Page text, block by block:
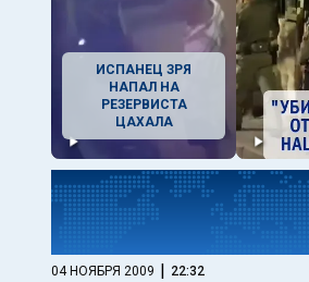
ИСПАНЕЦ ЗРЯ
НАПАЛ НА
РЕЗЕРВИСТА
ЦАХАЛА
04 НОЯБРЯ 2009 | 22:32